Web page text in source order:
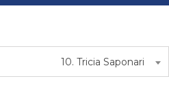
10. Tricia Saponari